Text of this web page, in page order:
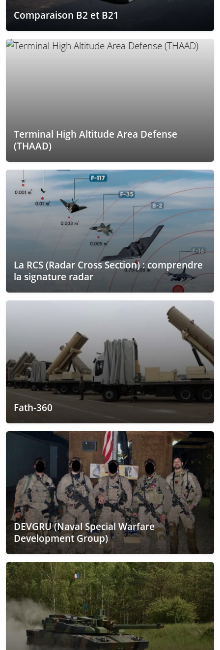
Comparaison B2 et B21
Terminal High Altitude Area Defense
(THAAD)
La RCS (Radar Cross Section) : comprendre
la signature radar
Fath-360
DEVGRU (Naval Special Warfare
Development Group)